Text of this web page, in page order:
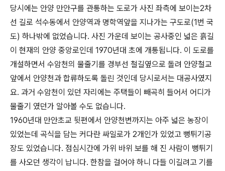
당시에는 안양 만안구를 관통하는 도로가 사진 좌측에 보이는2차
선 길로 석수동에서 안양역과 명학역앞을 지나가는 구도로(1번 국
도) 하나밖에 없었습니다. 사진 가운데 보이는 공사중인 넓은 흙길
이 현재의 안양 중앙로인데 1970년대 초에 개통됩니다. 이 도로를
개설하면서 수암천의 물줄기를 경부선 철길옆으로 돌려 안양철교
앞에서 안양천과 합류하도록 돌린 것인데 당시로서는 대공사였지
요. 과거 수암천이 있던 자리에는 주택들이 빼곡히 들어서 어디가
물줄기 였던가 알아볼 수도 없습니다.
1960년대 만안초교 뒷편에서 안양천변까지는 아주 넓은 농장이
있었는데 곡식을 담는 커다란 싸일로가 2개인가 있었고 뻥튀기공
장도 있었습니다. 점심시간에 가위 바위 보를 해 진 사람이 뻥튀기
를 사오던 생각이 납니다. 한참을 걸어야 하니 다들 이길려고 기를